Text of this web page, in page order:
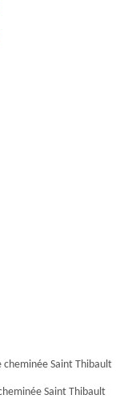
cheminée Saint Thibault
Saint Thibault